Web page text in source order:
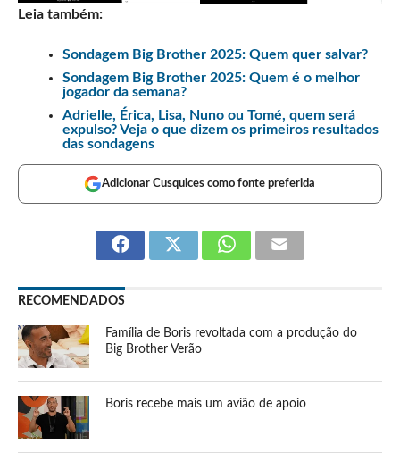
Leia também:
Sondagem Big Brother 2025: Quem quer salvar?
Sondagem Big Brother 2025: Quem é o melhor
jogador da semana?
Adrielle, Érica, Lisa, Nuno ou Tomé, quem será
expulso? Veja o que dizem os primeiros resultados
das sondagens
Adicionar Cusquices como fonte preferida
RECOMENDADOS
Família de Boris revoltada com a produção do
Big Brother Verão
Boris recebe mais um avião de apoio